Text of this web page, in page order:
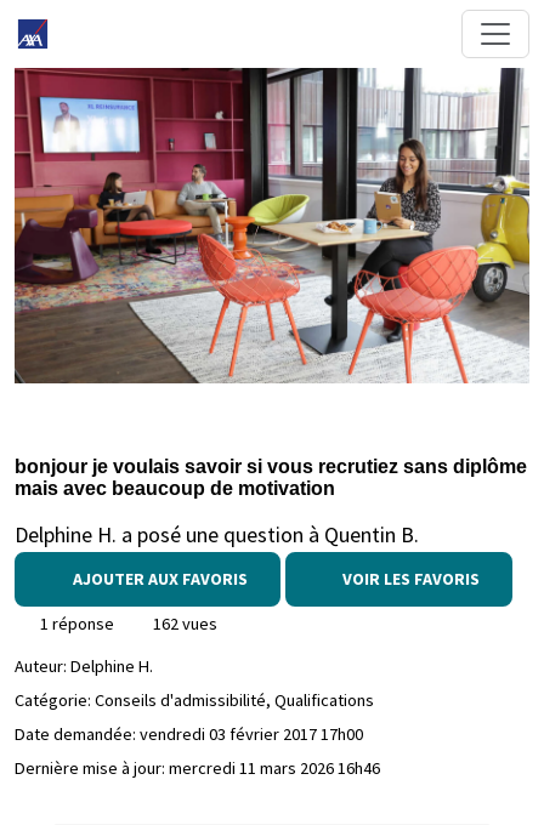
bonjour je voulais savoir si vous recrutiez sans diplôme
mais avec beaucoup de motivation
Delphine H. a posé une question à Quentin B.
AJOUTER AUX FAVORIS VOIR LES FAVORIS
1 réponse
162 vues
Auteur: Delphine H.
Catégorie: Conseils d'admissibilité, Qualifications
Date demandée: vendredi 03 février 2017 17h00
Dernière mise à jour: mercredi 11 mars 2026 16h46